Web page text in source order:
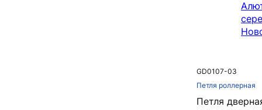
GD0107-03
Петля роллерная
Петля